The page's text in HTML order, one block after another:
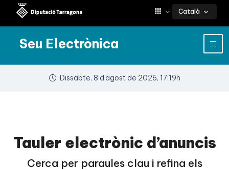
Català
Seu Electrònica
Dissabte, 8 d’agost de 2026, 17:19h
Tauler electrònic d’anuncis
Cerca per paraules clau i refina els